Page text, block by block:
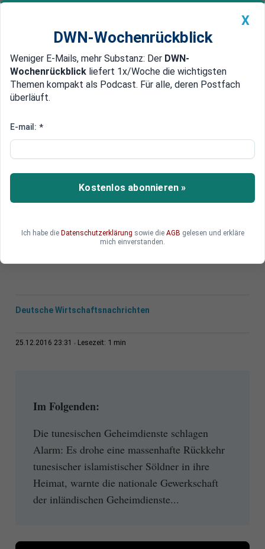
Newsticker MEIN DWN: Geldanlage Premium
Edelmetalle DWN-Magazin China
Nach Niederlage in Aleppo
Tunesien will tausenden
Islamisten die Rückkehr
verwehren
Tausende Islamisten wollen nach der Niederlage
Doch das Land will sie nicht aufnehmen. Es ist
unklar, ob die Männer sich auf den Weg nach
Deutsche Wirtschaftsnachrichten
25.12.2016 23:31 Lesezeit: 1 min
Im Folgenden:
Die tunesischen Geheimdienste schlagen
Alarm: Es drohe eine massenhafte Rückkehr
tunesischer islamistischer Söldner in ihre
Heimat, warnte die nationale Gewerkschaft
der inländischen Geheimdienste...
X
DWN-Wochenrückblick
Weniger E-Mails, mehr Substanz: Der DWN-
Wochenrückblick liefert 1x/Woche die wichtigsten
Themen kompakt als Podcast. Für alle, deren Postfach
überläuft.
E-mail: *
Kostenlos abonnieren »
Ich habe die Datenschutzerklärung sowie die AGB gelesen und erkläre
mich einverstanden.